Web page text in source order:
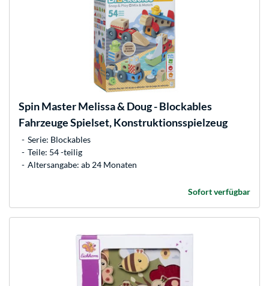
Spin MasterMelissa & Doug - Blockables
Fahrzeuge Spielset, Konstruktionsspielzeug
Serie: Blockables
Teile: 54 -teilig
Altersangabe: ab 24 Monaten
Sofort verfügbar